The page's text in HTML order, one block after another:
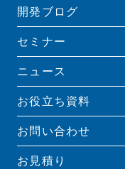
開発ブログ
セミナー
ニュース
お役立ち資料
お問い合わせ
お見積り